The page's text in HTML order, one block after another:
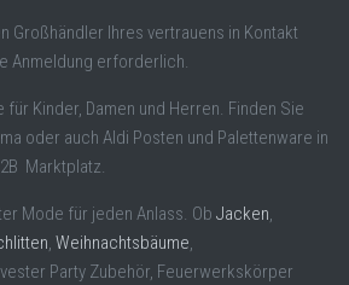
Großhändler Ihres vertrauens in Kontakt
Anmeldung erforderlich.
Kinder, Damen und Herren. Finden Sie
oder auch Aldi Posten und Palettenware in
Marktplatz.
Mode für jeden Anlass. Ob Jacken,
, Weihnachtsbäume,
Party Zubehör, Feuerwerkskörper